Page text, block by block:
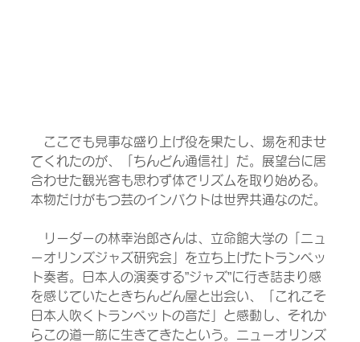
ここでも見事な盛り上げ役を果たし、場を和ませ
てくれたのが、「ちんどん通信社」だ。展望台に居
合わせた観光客も思わず体でリズムを取り始める。
本物だけがもつ芸のインパクトは世界共通なのだ。
リーダーの林幸治郎さんは、立命館大学の「ニュ
ーオリンズジャズ研究会」を立ち上げたトランペッ
ト奏者。日本人の演奏する”ジャズ”に行き詰まり感
を感じていたときちんどん屋と出会い、「これこそ
日本人吹くトランペットの音だ」と感動し、それか
らこの道一筋に生きてきたという。ニューオリンズ